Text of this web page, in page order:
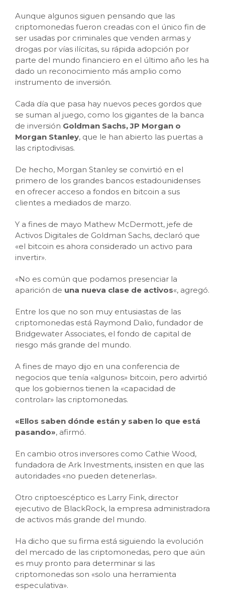
Aunque algunos siguen pensando que las
criptomonedas fueron creadas con el único fin de
ser usadas por criminales que venden armas y
drogas por vías ilícitas, su rápida adopción por
parte del mundo financiero en el último año les ha
dado un reconocimiento más amplio como
instrumento de inversión.
Cada día que pasa hay nuevos peces gordos que
se suman al juego, como los gigantes de la banca
de inversión Goldman Sachs, JP Morgan o
Morgan Stanley, que le han abierto las puertas a
las criptodivisas.
De hecho, Morgan Stanley se convirtió en el
primero de los grandes bancos estadounidenses
en ofrecer acceso a fondos en bitcoin a sus
clientes a mediados de marzo.
Y a fines de mayo Mathew McDermott, jefe de
Activos Digitales de Goldman Sachs, declaró que
«el bitcoin es ahora considerado un activo para
invertir».
«No es común que podamos presenciar la
aparición de una nueva clase de activos«, agregó.
Entre los que no son muy entusiastas de las
criptomonedas está Raymond Dalio, fundador de
Bridgewater Associates, el fondo de capital de
riesgo más grande del mundo.
A fines de mayo dijo en una conferencia de
negocios que tenía «algunos» bitcoin, pero advirtió
que los gobiernos tienen la «capacidad de
controlar» las criptomonedas.
«Ellos saben dónde están y saben lo que está
pasando», afirmó.
En cambio otros inversores como Cathie Wood,
fundadora de Ark Investments, insisten en que las
autoridades «no pueden detenerlas».
Otro criptoescéptico es Larry Fink, director
ejecutivo de BlackRock, la empresa administradora
de activos más grande del mundo.
Ha dicho que su firma está siguiendo la evolución
del mercado de las criptomonedas, pero que aún
es muy pronto para determinar si las
criptomonedas son «solo una herramienta
especulativa».